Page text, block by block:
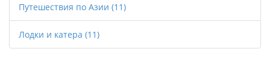
Путешествия по Азии (11)
Лодки и катера (11)